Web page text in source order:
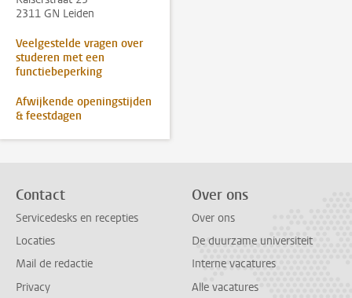
2311 GN Leiden
Veelgestelde vragen over
studeren met een
functiebeperking
Afwijkende openingstijden
& feestdagen
Contact
Servicedesks en recepties
Locaties
Mail de redactie
Privacy
Over ons
Over ons
De duurzame universiteit
Interne vacatures
Alle vacatures